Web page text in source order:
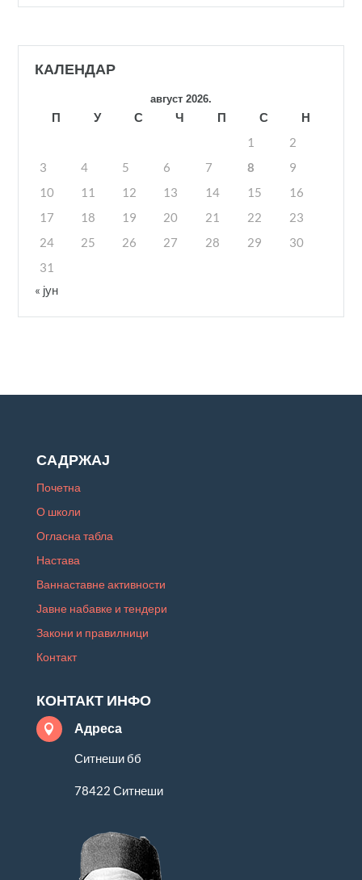
КАЛЕНДАР
август 2026.
П У С Ч П С
Н
1
2
3
4 5 6 7 8
9
10
11 12 13 14 15
16
17
18 19 20 21 22
23
24
25 26 27 28 29
30
31
« јун
САДРЖАЈ
Почетна
О школи
Огласна табла
Настава
Ваннаставне активности
Јавне набавке и тендери
Закони и правилници
Контакт
КОНТАКТ ИНФО
 Адреса
Ситнеши бб
78422 Ситнеши